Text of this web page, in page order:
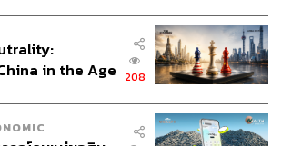
ตัมจะสามารถช่วยนักวิจัยค้นพบแนวทาง
หาการจัดเก็บพลังงาน รวมถึงวัสดุที่
สิทธิภาพมากขึ้นสำหรับการผลิต
กวิจัยของไอบีเอ็มได้พัฒนาแบตเตอรี่ที่ปร
in the Age
208